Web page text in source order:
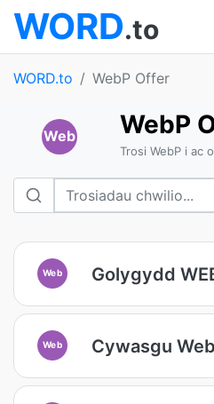
WORD.to
WORD.to WebP Offer
Web WebP
Trosi WebP i ac
Web Golygydd
Web Cywasgu